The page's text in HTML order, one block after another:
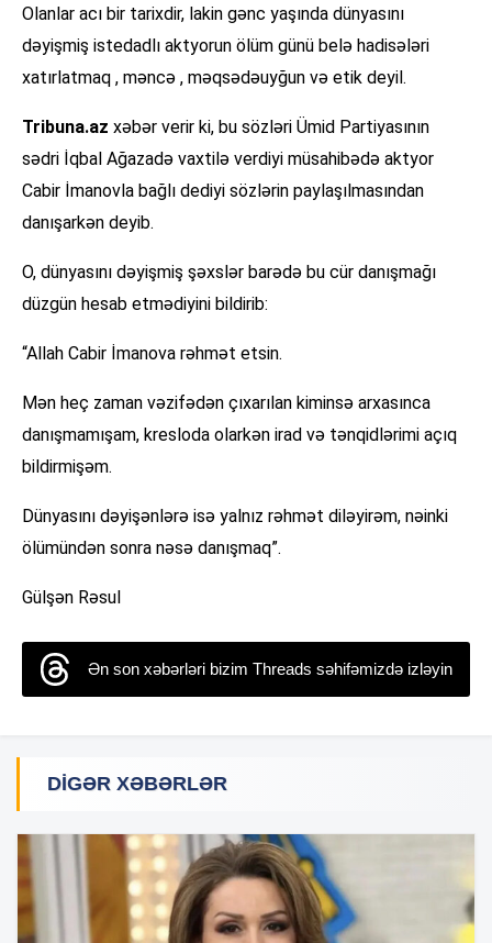
Olanlar acı bir tarixdir, lakin gənc yaşında dünyasını
dəyişmiş istedadlı aktyorun ölüm günü belə hadisələri
xatırlatmaq , məncə , məqsədəuyğun və etik deyil.
Tribuna.az xəbər verir ki, bu sözləri Ümid Partiyasının
sədri İqbal Ağazadə vaxtilə verdiyi müsahibədə aktyor
Cabir İmanovla bağlı dediyi sözlərin paylaşılmasından
danışarkən deyib.
O, dünyasını dəyişmiş şəxslər barədə bu cür danışmağı
düzgün hesab etmədiyini bildirib:
“Allah Cabir İmanova rəhmət etsin.
Mən heç zaman vəzifədən çıxarılan kiminsə arxasınca
danışmamışam, kresloda olarkən irad və tənqidlərimi açıq
bildirmişəm.
Dünyasını dəyişənlərə isə yalnız rəhmət diləyirəm, nəinki
ölümündən sonra nəsə danışmaq”.
Gülşən Rəsul
Ən son xəbərləri bizim Threads səhifəmizdə izləyin
DIGƏR XƏBƏRLƏR